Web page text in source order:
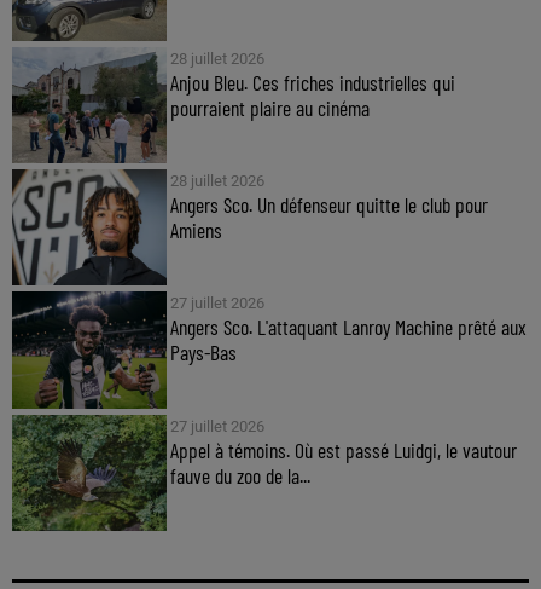
28 juillet 2026
Anjou Bleu. Ces friches industrielles qui
pourraient plaire au cinéma
28 juillet 2026
Angers Sco. Un défenseur quitte le club pour
Amiens
27 juillet 2026
Angers Sco. L'attaquant Lanroy Machine prêté aux
Pays-Bas
27 juillet 2026
Appel à témoins. Où est passé Luidgi, le vautour
fauve du zoo de la...